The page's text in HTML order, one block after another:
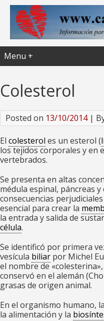
Menu +
Colesterol
Posted on 13/10/2014|
El colesterol es un esterol (
los tejidos corporales y en
vertebrados.
Se presenta en altas
médula espinal, páncreas
consecuencias
esencial para crear la
la entrada y salida de
célula.
Se identificó por primera
vesícula biliar por Michel
el nombre de
conservó en el alemán (
grasas de origen animal.
En el organismo humano,
la alimentación y la